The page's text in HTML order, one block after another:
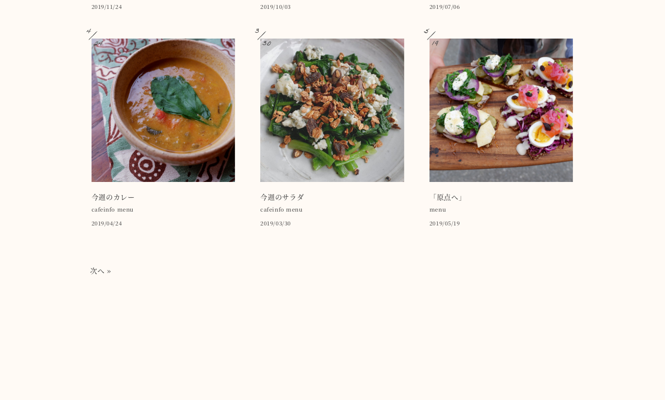
2019/11/24
2019/10/03
2019/07/06
4
24
今週のカレー
cafeinfo menu
2019/04/24
3
30
今週のサラダ
cafeinfo menu
2019/03/30
5
19
「原点へ」
menu
2019/05/19
次へ »